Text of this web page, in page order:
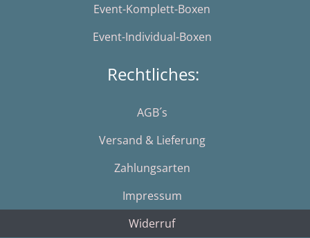
Event-Komplett-Boxen
Event-Individual-Boxen
Rechtliches:
AGB´s
Versand & Lieferung
Zahlungsarten
Impressum
Widerruf